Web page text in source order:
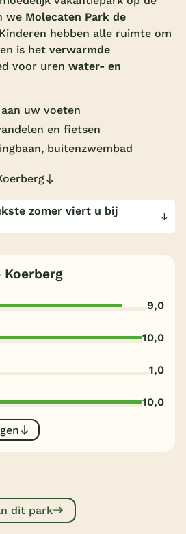
zwembad
Overdekt zwembad
populaire faciliteiten
we Molecaten Park de
hebben alle ruimte om
is het verwarmde
voor uren water- en
uw voeten
en fietsen
buitenzwembad
zomer viert u bij
Koerberg
9,0
10,0
1,0
10,0
dit park